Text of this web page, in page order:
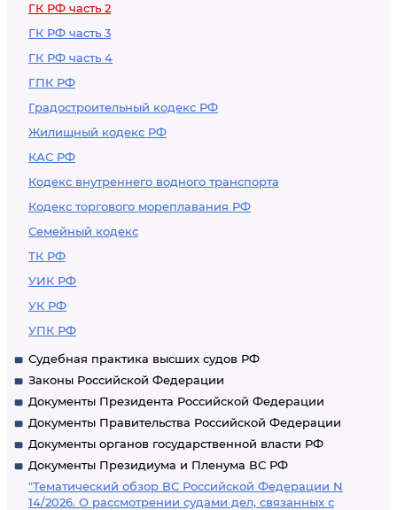
ГК РФ часть 2
ГК РФ часть 3
ГК РФ часть 4
ГПК РФ
Градостроительный кодекс РФ
Жилищный кодекс РФ
КАС РФ
Кодекс внутреннего водного транспорта
Кодекс торгового мореплавания РФ
Семейный кодекс
ТК РФ
УИК РФ
УК РФ
УПК РФ
Судебная практика высших судов РФ
Законы Российской Федерации
Документы Президента Российской Федерации
Документы Правительства Российской Федерации
Документы органов государственной власти РФ
Документы Президиума и Пленума ВС РФ
"Тематический обзор ВС Российской Федерации N
14/2026. О рассмотрении судами дел, связанных с